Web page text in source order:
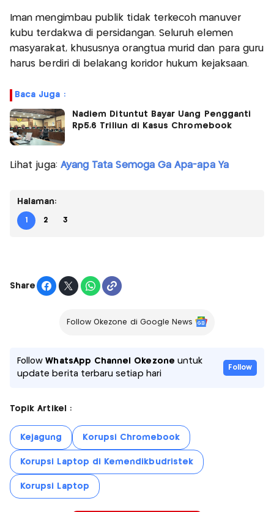
Iman mengimbau publik tidak terkecoh manuver
kubu terdakwa di persidangan. Seluruh elemen
masyarakat, khususnya orangtua murid dan para guru
harus berdiri di belakang koridor hukum kejaksaan.
Baca Juga :
Nadiem Dituntut Bayar Uang Pengganti
Rp5,6 Triliun di Kasus Chromebook
Lihat juga: Ayang Tata Semoga Ga Apa-apa Ya
Halaman:
1 2 3
Share
Follow Okezone di Google News
FollowWhatsApp Channel Okezone untuk
update berita terbaru setiap hari
Follow
Topik Artikel :
Kejagung Korupsi Chromebook
Korupsi Laptop di Kemendikbudristek
Korupsi Laptop